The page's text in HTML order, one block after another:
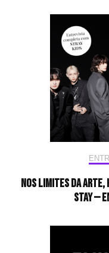
Nos limites da arte,
STAY —